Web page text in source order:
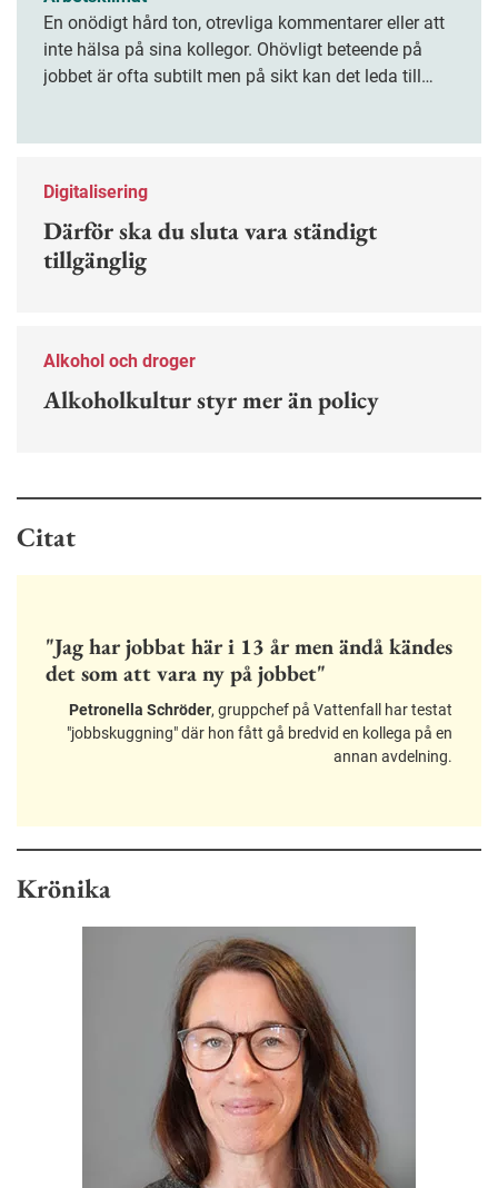
En onödigt hård ton, otrevliga kommentarer eller att
inte hälsa på sina kollegor. Ohövligt beteende på
jobbet är ofta subtilt men på sikt kan det leda till
Digitalisering
Därför ska du sluta vara ständigt
tillgänglig
Alkohol och droger
Alkoholkultur styr mer än policy
Citat
"Jag har jobbat här i 13 år men ändå kändes
det som att vara ny på jobbet"
Petronella Schröder, gruppchef på Vattenfall har testat
"jobbskuggning" där hon fått gå bredvid en kollega på en
annan avdelning.
Krönika